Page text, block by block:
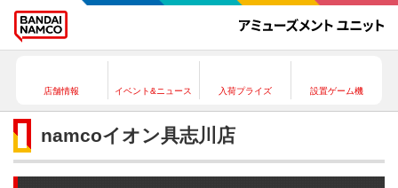
店舗情報 イベント&ニュース 入荷プライズ 設置ゲーム機
namcoイオン具志川店